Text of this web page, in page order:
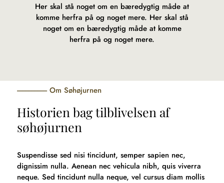
Her skal stå noget om en bæredygtig måde at
komme herfra på og noget mere. Her skal stå
noget om en bæredygtig måde at komme
herfra på og noget mere.
Om Søhøjurnen
Historien bag tilblivelsen af
søhøjurnen
Suspendisse sed nisi tincidunt, semper sapien nec,
dignissim nulla. Aenean nec vehicula nibh, quis viverra
neque. Sed tincidunt nulla neque, vel cursus diam mollis